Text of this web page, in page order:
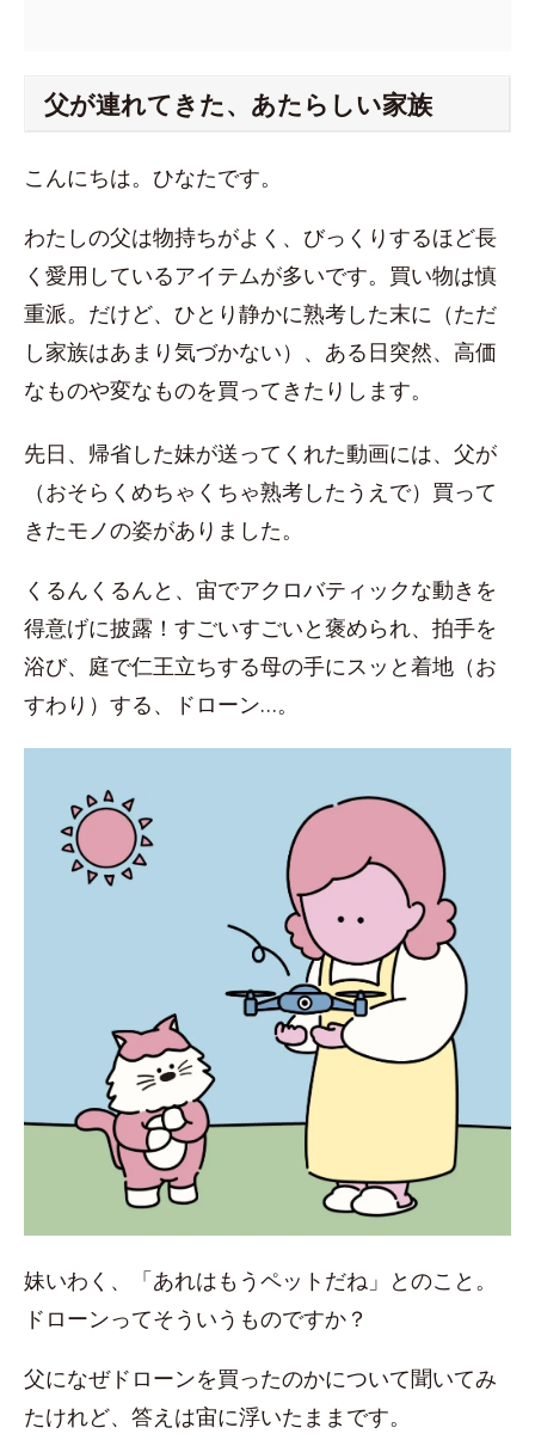
父が連れてきた、あたらしい家族
こんにちは。ひなたです。
わたしの父は物持ちがよく、びっくりするほど長
く愛用しているアイテムが多いです。買い物は慎
重派。だけど、ひとり静かに熟考した末に（ただ
し家族はあまり気づかない）、ある日突然、高価
なものや変なものを買ってきたりします。
先日、帰省した妹が送ってくれた動画には、父が
（おそらくめちゃくちゃ熟考したうえで）買って
きたモノの姿がありました。
くるんくるんと、宙でアクロバティックな動きを
得意げに披露！すごいすごいと褒められ、拍手を
浴び、庭で仁王立ちする母の手にスッと着地（お
すわり）する、ドローン…。
妹いわく、「あれはもうペットだね」とのこと。
ドローンってそういうものですか？
父になぜドローンを買ったのかについて聞いてみ
たけれど、答えは宙に浮いたままです。